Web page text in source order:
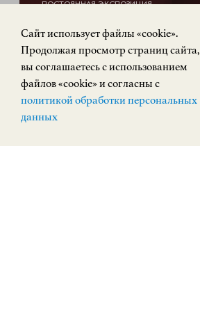
ПОСТОЯННАЯ ЭКСПОЗИЦИЯ
ЗАПИСАТЬСЯ
НА ЭКСКУРСИЮ
Cайт использует файлы «cookie».
Продолжая просмотр страниц сайта,
вы соглашаетесь с использованием
файлов «cookie» и согласны с
политикой обработки персональных
данных